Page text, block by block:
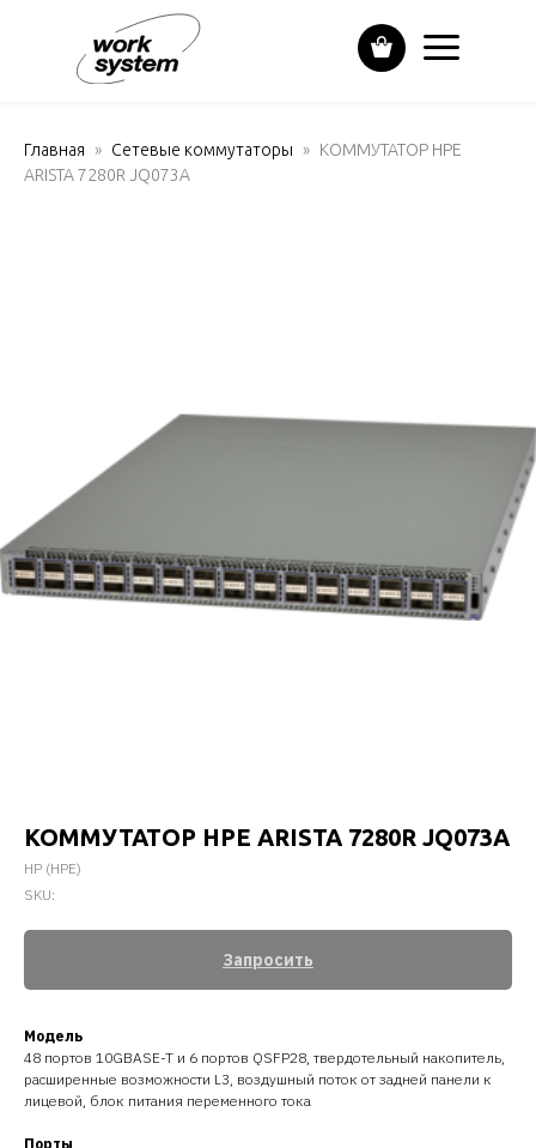
Главная Сетевые коммутаторы
КОММУТАТОР HPE
ARISTA 7280R JQ073A
КОММУТАТОР HPE ARISTA 7280R JQ073A
HP (HPE)
SKU:
Запросить
Модель
48 портов 10GBASE-T и 6 портов QSFP28, твердотельный накопитель,
расширенные возможности L3, воздушный поток от задней панели к
лицевой, блок питания переменного тока
Порты